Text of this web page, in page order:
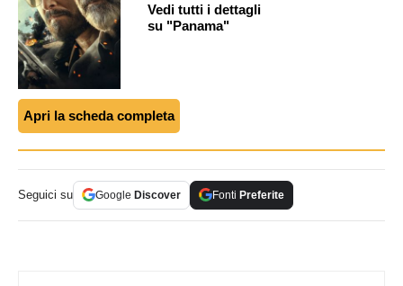
Vedi tutti i dettagli
su "Panama"
Apri la scheda completa
Seguici su Google Discover Fonti Preferite